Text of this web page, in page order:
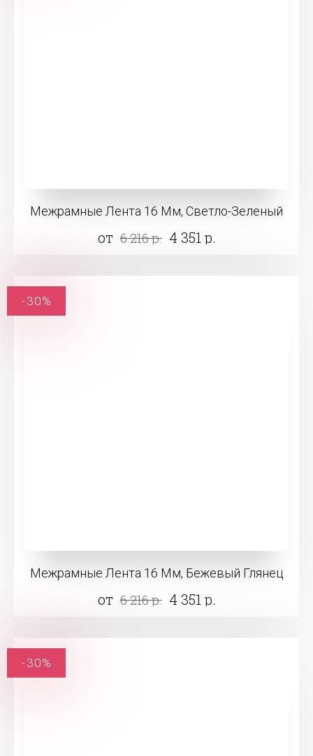
Межрамные Лента 16 Мм, Cветло-Зеленый
от 6 216 р. 4 351 р.
Межрамные Лента 16 Мм, Бежевый Глянец
от 6 216 р. 4 351 р.
-30%
-30%